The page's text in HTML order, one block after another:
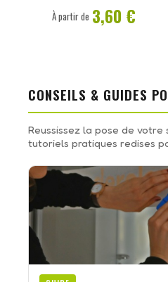
À partir de 3,60 €
CONSEILS & GUIDES
Reussissez la pose de votre
tutoriels pratiques redises